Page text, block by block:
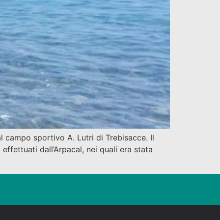
campo sportivo A. Lutri di Trebisacce. Il
dall’Arpacal, nei quali era stata